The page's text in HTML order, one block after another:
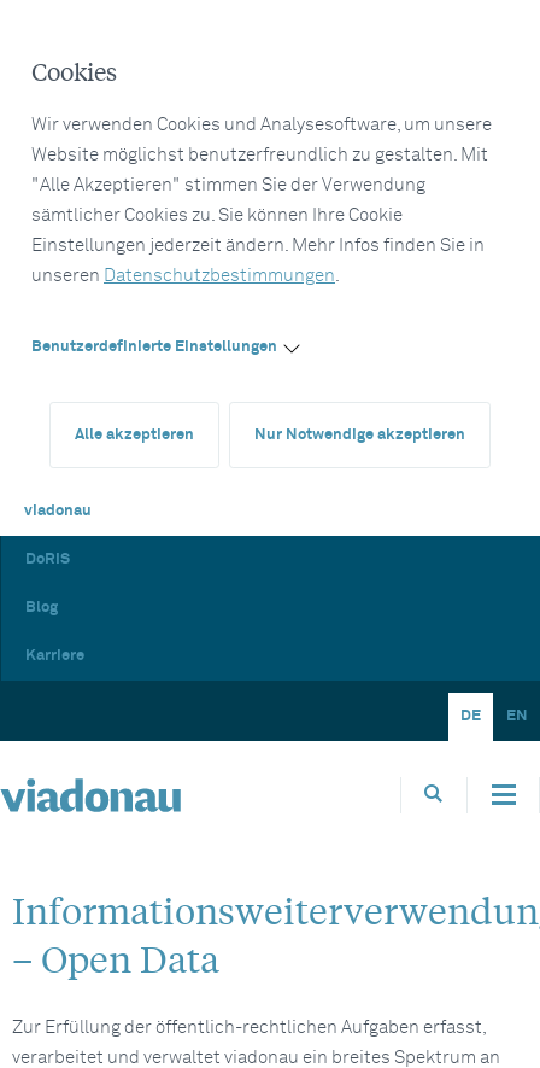
Cookies
Wir verwenden Cookies und Analysesoftware, um unsere
Website möglichst benutzerfreundlich zu gestalten. Mit
"Alle Akzeptieren" stimmen Sie der Verwendung
sämtlicher Cookies zu. Sie können Ihre Cookie
Einstellungen jederzeit ändern. Mehr Infos finden Sie in
unseren Datenschutzbestimmungen.
Benutzerdefinierte Einstellungen
Alle akzeptieren Nur Notwendige akzeptieren
viadonau
DoRIS
Blog
Karriere
DE EN
– Open Data
Zur Erfüllung der öffentlich-rechtlichen Aufgaben erfasst,
verarbeitet und verwaltet viadonau ein breites Spektrum an